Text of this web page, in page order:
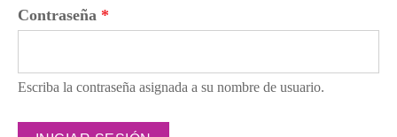
Contraseña *
Escriba la contraseña asignada a su nombre de usuario.